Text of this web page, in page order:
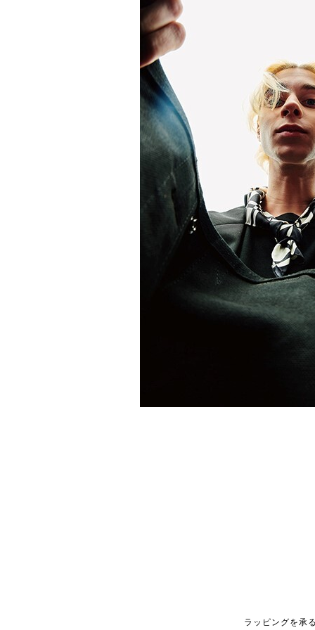
ラッピングを承